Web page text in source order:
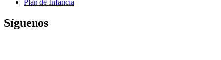
Plan de Infancia
Síguenos